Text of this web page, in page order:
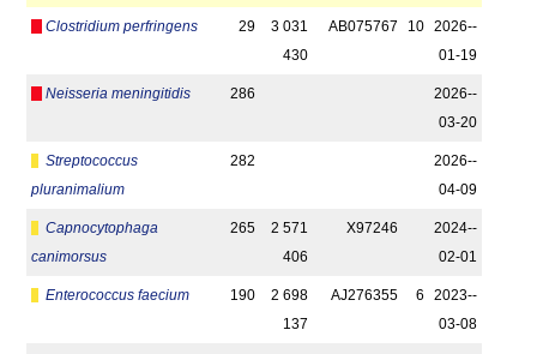
Clostridium perfringens 29
3 031
430
AB075767 10
2026-­
01-19
Neisseria meningitidis 286
2026-­
03-20
Streptococcus
pluranimalium
282
2026-­
04-09
Capnocytophaga
canimorsus
265
2 571
406
X97246
2024-­
02-01
Enterococcus faecium 190
2 698
137
AJ276355 6
2023-­
03-08